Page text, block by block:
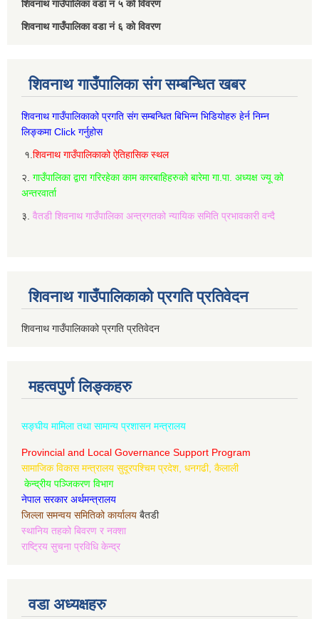
शिवनाथ गाउँपालिका वडा नं‌ ५ को विवरण
शिवनाथ गाउँपालिका वडा नं‌ ६ को विवरण
शिवनाथ गाउँपालिका संग सम्बन्धित खबर
शिवनाथ गाउँपालिकाको प्रगति संग सम्बन्धित बिभिन्‍न भिडियोहरु हेर्न निम्‍न
लिङ्कमा Click गर्नुहोस
१. शिवनाथ गाउँपालिकाको ऐतिहासिक स्थल
२. गाउँपालिका द्वारा गरिरहेका काम कारबाहिहरुको बारेमा गा.पा. अध्यक्ष ज्यू को
अन्तरवार्ता
३. वैतडी शिवनाथ गाउँपालिका अन्त्रगतको न्यायिक समिति प्रभावकारी वन्दै
शिवनाथ गाउँपालिकाको प्रगति प्रतिवेदन
शिवनाथ गाउँपालिकाको प्रगति प्रतिवेदन
महत्वपुर्ण लिङ्कहरु
सङ्घीय मामिला तथा सामान्य प्रशासन मन्त्रालय
Provincial and Local Governance Support Program
सामाजिक विकास मन्त्रालय सुदूरपश्चिम प्रदेश, धनगढी, कैलाली
केन्द्रीय पञ्जिकरण विभाग
नेपाल सरकार अर्थमन्त्रालय
जिल्ला समन्वय समितिको कार्यालय बैतडी
स्थानिय तहको बिवरण र नक्शा
राष्ट्रिय सुचना प्रविधि केन्द्र
वडा अध्यक्षहरु